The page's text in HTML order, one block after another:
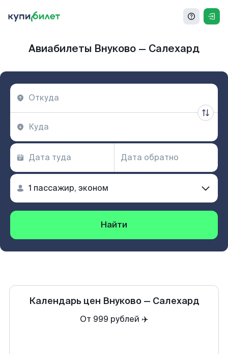
Авиабилеты Внуково — Салехард
Найти
Календарь цен Внуково— Салехард
От 999 рублей ✈️